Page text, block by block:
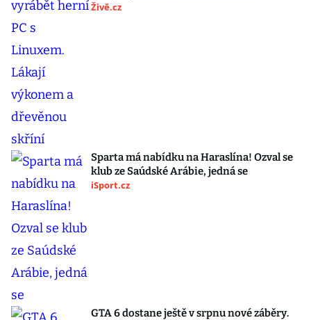
Živě.cz
Sparta má nabídku na Haraslína! Ozval se
klub ze Saúdské Arábie, jedná se
iSport.cz
GTA 6 dostane ještě v srpnu nové záběry.